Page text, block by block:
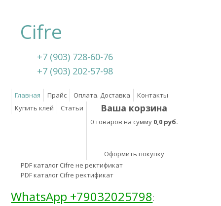
Cifre
+7 (903) 728-60-76
+7 (903) 202-57-98
Главная Прайс Оплата. Доставка
Контакты
Купить клей
Статьи Ваша корзина
0 товаров на сумму 0,0 руб.
Оформить покупку
PDF каталог Cifre не ректификат
PDF каталог Cifre ректификат
WhatsApp +79032025798: